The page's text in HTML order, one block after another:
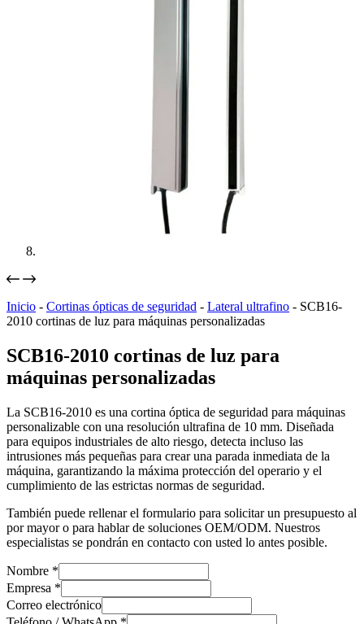
Inicio - Cortinas ópticas de seguridad - Lateral ultrafino - SCB16-
2010 cortinas de luz para máquinas personalizadas
SCB16-2010 cortinas de luz para
máquinas personalizadas
La SCB16-2010 es una cortina óptica de seguridad para máquinas
personalizable con una resolución ultrafina de 10 mm. Diseñada
para equipos industriales de alto riesgo, detecta incluso las
intrusiones más pequeñas para crear una parada inmediata de la
máquina, garantizando la máxima protección del operario y el
cumplimiento de las estrictas normas de seguridad.
También puede rellenar el formulario para solicitar un presupuesto al
por mayor o para hablar de soluciones OEM/ODM. Nuestros
especialistas se pondrán en contacto con usted lo antes posible.
Nombre *
Empresa *
Correo electrónico